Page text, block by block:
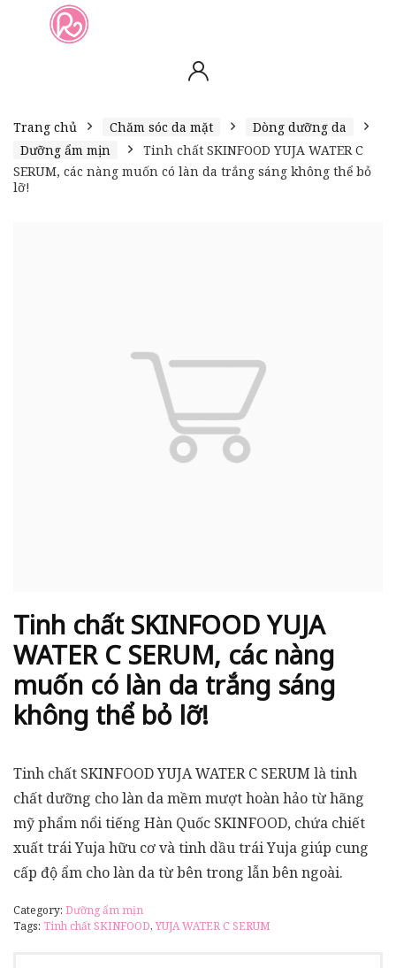
Trang chủ Chăm sóc da mặt
Dòng dưỡng da
Dưỡng ẩm mịn
Tinh chất SKINFOOD YUJA WATER C
SERUM, các nàng muốn có làn da trắng sáng không thể bỏ
lỡ!
Tinh chất SKINFOOD YUJA
WATER C SERUM, các nàng
muốn có làn da trắng sáng
không thể bỏ lỡ!
Tinh chất SKINFOOD YUJA WATER C SERUM là tinh
chất dưỡng cho làn da mềm mượt hoàn hảo từ hãng
mỹ phẩm nổi tiếng Hàn Quốc SKINFOOD, chứa chiết
xuất trái Yuja hữu cơ và tinh dầu trái Yuja giúp cung
cấp độ ẩm cho làn da từ bên trong lẫn bên ngoài.
Category: Dưỡng ẩm mịn
Tags: Tinh chất SKINFOOD,YUJA WATER C SERUM